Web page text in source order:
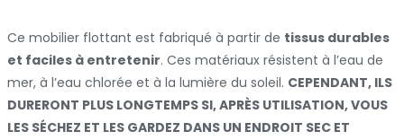
Ce mobilier flottant est fabriqué à partir de tissus durables
et faciles à entretenir. Ces matériaux résistent à l’eau de
mer, à l’eau chlorée et à la lumière du soleil. CEPENDANT, ILS
DURERONT PLUS LONGTEMPS SI, APRÈS UTILISATION, VOUS
LES SÉCHEZ ET LES GARDEZ DANS UN ENDROIT SEC ET